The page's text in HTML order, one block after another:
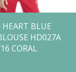
worden
op
de
HEART BLUE
HD027A
CORAL